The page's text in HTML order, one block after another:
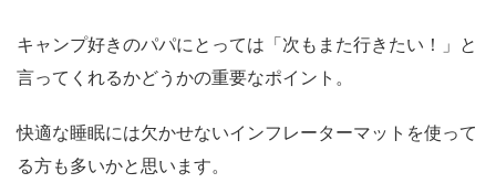
キャンプ好きのパパにとっては「次もまた行きたい！」と
言ってくれるかどうかの重要なポイント。
快適な睡眠には欠かせないインフレーターマットを使って
る方も多いかと思います。